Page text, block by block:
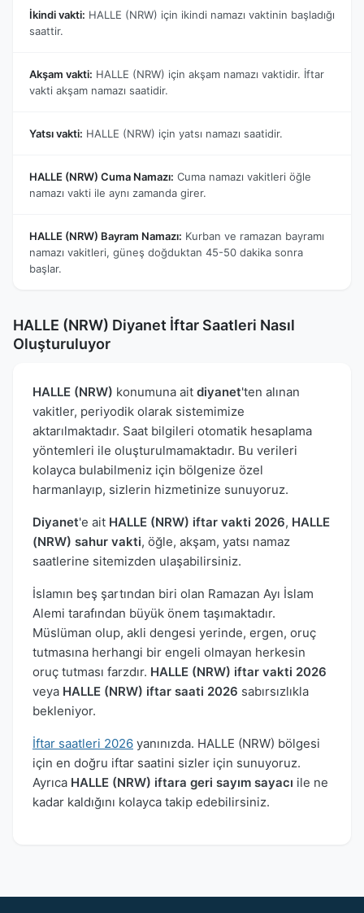
İkindi vakti: HALLE (NRW) için ikindi namazı vaktinin başladığı
saattir.
Akşam vakti: HALLE (NRW) için akşam namazı vaktidir. İftar
vakti akşam namazı saatidir.
Yatsı vakti: HALLE (NRW) için yatsı namazı saatidir.
HALLE (NRW) Cuma Namazı: Cuma namazı vakitleri öğle
namazı vakti ile aynı zamanda girer.
HALLE (NRW) Bayram Namazı: Kurban ve ramazan bayramı
namazı vakitleri, güneş doğduktan 45-50 dakika sonra
başlar.
HALLE (NRW) Diyanet İftar Saatleri Nasıl
Oluşturuluyor
HALLE (NRW) konumuna ait diyanet'ten alınan
vakitler, periyodik olarak sistemimize
aktarılmaktadır. Saat bilgileri otomatik hesaplama
yöntemleri ile oluşturulmamaktadır. Bu verileri
kolayca bulabilmeniz için bölgenize özel
harmanlayıp, sizlerin hizmetinize sunuyoruz.
Diyanet'e ait HALLE (NRW) iftar vakti 2026, HALLE
(NRW) sahur vakti, öğle, akşam, yatsı namaz
saatlerine sitemizden ulaşabilirsiniz.
İslamın beş şartından biri olan Ramazan Ayı İslam
Alemi tarafından büyük önem taşımaktadır.
Müslüman olup, akli dengesi yerinde, ergen, oruç
tutmasına herhangi bir engeli olmayan herkesin
oruç tutması farzdır. HALLE (NRW) iftar vakti 2026
veya HALLE (NRW) iftar saati 2026 sabırsızlıkla
bekleniyor.
İftar saatleri 2026 yanınızda. HALLE (NRW) bölgesi
için en doğru iftar saatini sizler için sunuyoruz.
Ayrıca HALLE (NRW) iftara geri sayım sayacı ile ne
kadar kaldığını kolayca takip edebilirsiniz.